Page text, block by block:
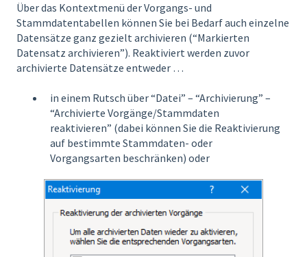
Über das Kontextmenü der Vorgangs- und
Stammdatentabellen können Sie bei Bedarf auch einzelne
Datensätze ganz gezielt archivieren (“Markierten
Datensatz archivieren”). Reaktiviert werden zuvor
archivierte Datensätze entweder …
in einem Rutsch über “Datei” – “Archivierung” –
“Archivierte Vorgänge/Stammdaten
reaktivieren” (dabei können Sie die Reaktivierung
auf bestimmte Stammdaten- oder
Vorgangsarten beschränken) oder